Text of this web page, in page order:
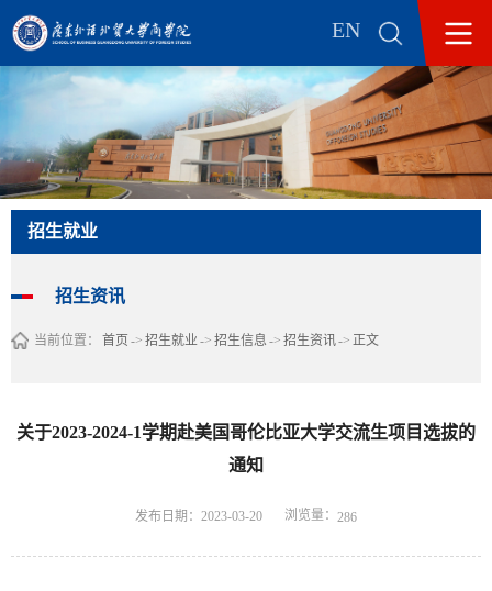
EN
招生就业
招生资讯
当前位置： 首页 -> 招生就业-> 招生信息 -> 招生资讯-> 正文
关于2023-2024-1学期赴美国哥伦比亚大学交流生项目选拔的
通知
发布日期：2023-03-20 浏览量： 286